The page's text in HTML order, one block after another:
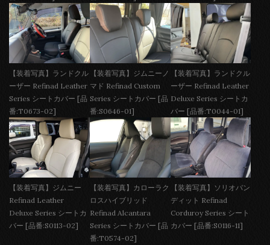
【装着写真】ランドクル
ーザー Refinad Leather
Series シートカバー [品
番:T0673-02]
【装着写真】ジムニーノ
マド Refinad Custom
Series シートカバー [品
番:S0646-01]
【装着写真】ランドクル
ーザー Refinad Leather
Deluxe Series シートカ
バー [品番:T0044-01]
【装着写真】ジムニー
Refinad Leather
Deluxe Series シートカ
バー [品番:S0113-02]
【装着写真】カローラク
ロスハイブリッド
Refinad Alcantara
Series シートカバー [品
番:T0574-02]
【装着写真】ソリオバン
ディット Refinad
Corduroy Series シート
カバー [品番:S0116-11]